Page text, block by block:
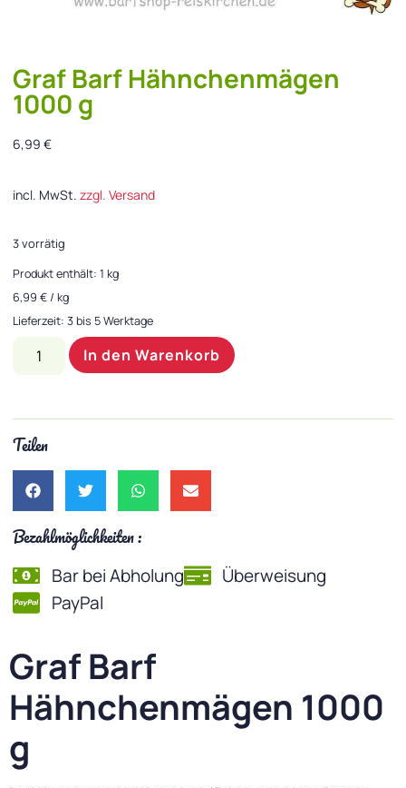
Graf Barf Hähnchenmägen
1000 g
6,99 €
incl. MwSt. zzgl. Versand
3 vorrätig
Produkt enthält: 1 kg
6,99 €/ kg
Lieferzeit: 3 bis 5 Werktage
In den Warenkorb
Teilen
Bezahlmöglichkeiten :
Bar bei Abholung
Überweisung
PayPal
Graf Barf
Hähnchenmägen 1000
g